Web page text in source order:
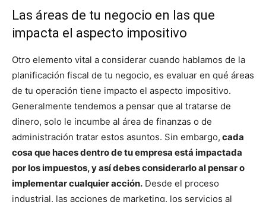
Las áreas de tu negocio en las que
impacta el aspecto impositivo
Otro elemento vital a considerar cuando hablamos de la
planificación fiscal de tu negocio, es evaluar en qué áreas
de tu operación tiene impacto el aspecto impositivo.
Generalmente tendemos a pensar que al tratarse de
dinero, solo le incumbe al área de finanzas o de
administración tratar estos asuntos. Sin embargo, cada
cosa que haces dentro de tu empresa está impactada
por los impuestos, y así debes considerarlo al pensar o
implementar cualquier acción. Desde el proceso
industrial, las acciones de marketing, los servicios al